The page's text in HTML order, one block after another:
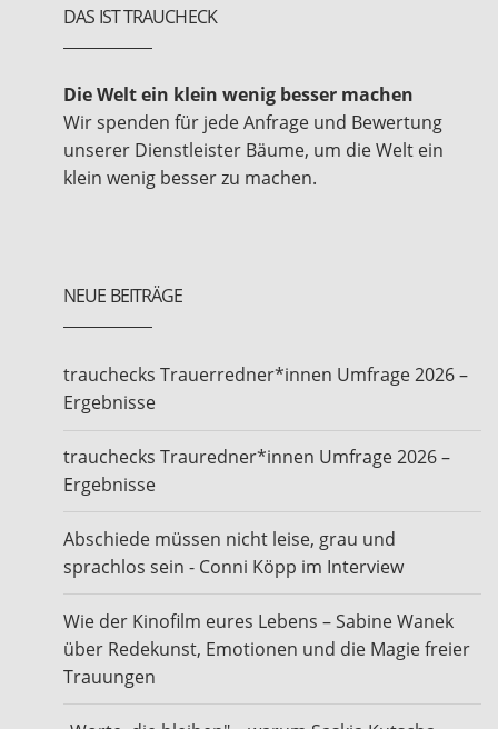
DAS IST TRAUCHECK
Die Welt ein klein wenig besser machen
Wir spenden für jede Anfrage und Bewertung
unserer Dienstleister Bäume, um die Welt ein
klein wenig besser zu machen.
NEUE BEITRÄGE
trauchecks Trauerredner*innen Umfrage 2026 –
Ergebnisse
trauchecks Trauredner*innen Umfrage 2026 –
Ergebnisse
Abschiede müssen nicht leise, grau und
sprachlos sein - Conni Köpp im Interview
Wie der Kinofilm eures Lebens – Sabine Wanek
über Redekunst, Emotionen und die Magie freier
Trauungen